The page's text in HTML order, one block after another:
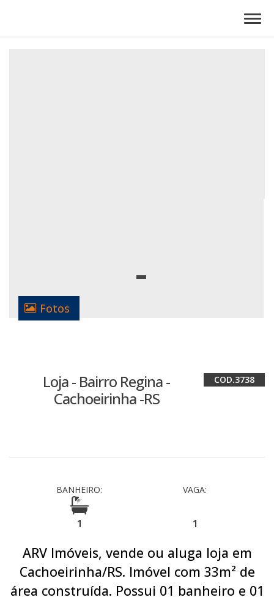
Fotos
Loja - Bairro Regina -
Cachoeirinha -RS
3738
BANHEIRO:
1
VAGA:
1
ARV Imóveis, vende ou aluga loja em
Cachoeirinha/RS. Imóvel com 33m² de
área construída. Possui 01 banheiro e 01